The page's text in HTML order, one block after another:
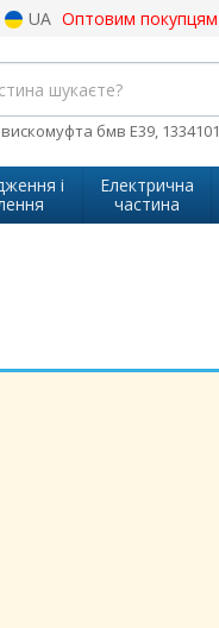
UA Оптовим покупцям
бмв Е39, 1334101
і
Електрична
частина